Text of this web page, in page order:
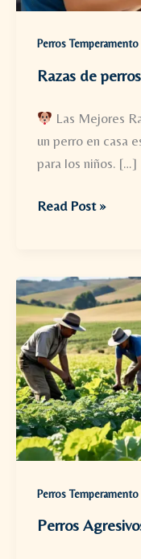
Perros Temperamento
Razas de
Las Mejores
un perro en casa
para los niños. […]
Razas
para
niños​
Read Post »
Perros Temperamento
Perros